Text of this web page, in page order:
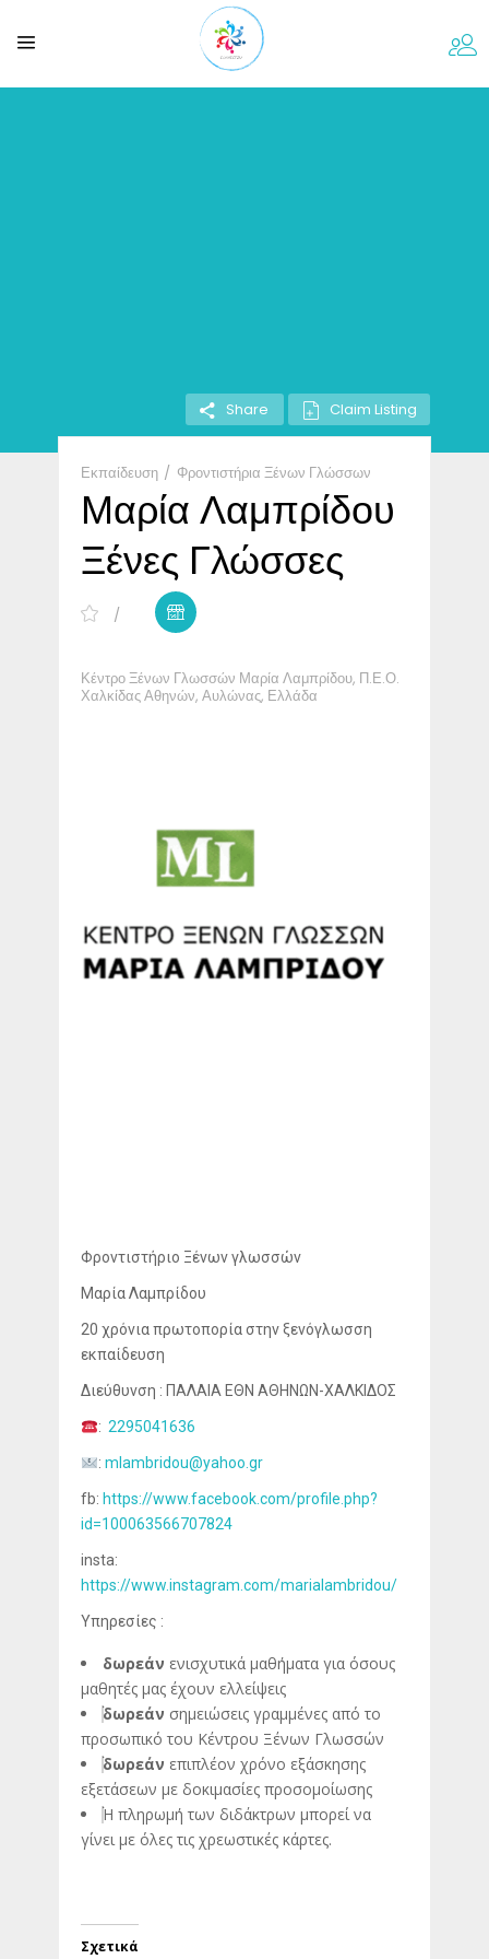
Share Claim Listing
Εκπαίδευση Φροντιστήρια Ξένων Γλώσσων
Μαρία Λαμπρίδου
Ξένες Γλώσσες
Κέντρο Ξένων Γλωσσών Μαρία Λαμπρίδου, Π.Ε.Ο.
Χαλκίδας Αθηνών, Αυλώνας, Ελλάδα
Φροντιστήριο Ξένων γλωσσών
Μαρία Λαμπρίδου
20 χρόνια πρωτοπορία στην ξενόγλωσση
εκπαίδευση
Διεύθυνση : ΠΑΛΑΙΑ ΕΘΝ ΑΘΗΝΩΝ-ΧΑΛΚΙΔΟΣ
: 2295041636
: mlambridou@yahoo.gr
fb: https://www.facebook.com/profile.php?
id=100063566707824
insta:
https://www.instagram.com/marialambridou/
Υπηρεσίες :
δωρεάν ενισχυτικά μαθήματα για όσους
μαθητές μας έχουν ελλείψεις
δωρεάν σημειώσεις γραμμένες από το
προσωπικό του Κέντρου Ξένων Γλωσσών
δωρεάν επιπλέον χρόνο εξάσκησης
εξετάσεων με δοκιμασίες προσομοίωσης
Η πληρωμή των διδάκτρων μπορεί να
γίνει με όλες τις χρεωστικές κάρτες.
Σχετικά